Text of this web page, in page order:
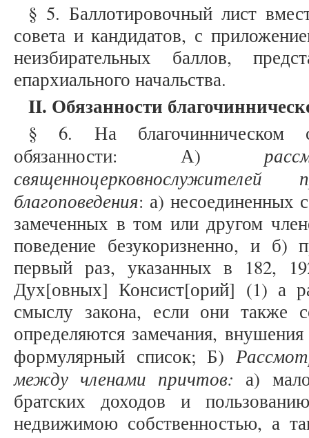
§ 5. Баллотировочный лист
совета и кандидатов, с
неизбирательных баллов,
епархиального начальства.
II. Обязанности
§ 6. На благочинническом
обязанности: А)
благоповедения: а) несоединенных
замеченных в том или другом
поведение безукоризненно, и б)
первый раз, указанных в 182,
Дух[овных] Консист[орий] (1) а
смыслу закона, если они также
определяются замечания,
формулярный список; Б)
между членами причтов: а)
братских доходов и
недвижимою собственностью, а